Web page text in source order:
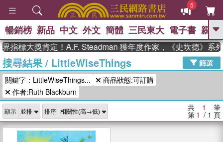
5
GO
熱搜： 東野圭吾 The Odyssey 、
父親節 、 如果歷史是一群喵 、 暑期
推薦 、 國際布克獎 臺灣漫遊錄
孩：黎曼猜想 、 偉大的迷走神經
暢銷榜 新品 中文 外文 簡體 三民東大 電子書 親子
指標大獎肯定！A.F. Steadman 獲年度作家，《史坎德》系
搜尋結果/ LittleWiseThings
篩選
關鍵字：LittleWiseThings...
商品狀態:可訂購
作者:Ruth Blackburn
顯示 排序 共 1 筆
第 1 / 1 頁